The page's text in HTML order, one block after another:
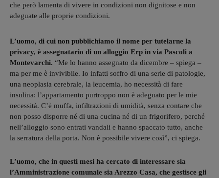
che però lamenta di vivere in condizioni non dignitose e non
adeguate alle proprie condizioni.
L’uomo, di cui non pubblichiamo il nome per tutelarne la
privacy, è assegnatario di un alloggio Erp in via Pascoli a
Montevarchi. “Me lo hanno assegnato da dicembre – spiega –
ma per me è invivibile. Io infatti soffro di una serie di patologie,
una neoplasia cerebrale, la leucemia, ho necessità di fare
insulina: l’appartamento purtroppo non è adeguato per le mie
necessità. C’è muffa, infiltrazioni di umidità, senza contare che
non posso disporre né di una cucina né di un frigorifero, perché
nell’alloggio sono entrati vandali e hanno spaccato tutto, anche
la serratura della porta. Non è possibile vivere così”, ci spiega.
L’uomo, che in questi mesi ha cercato di interessare sia
l’Amministrazione comunale sia Arezzo Casa, che gestisce gli